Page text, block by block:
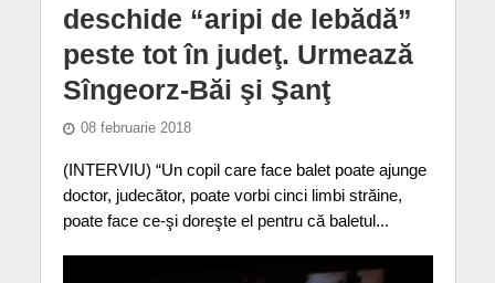
deschide “aripi de lebădă”
peste tot în judeţ. Urmează
Sîngeorz-Băi şi Şanţ
08 februarie 2018
(INTERVIU) “Un copil care face balet poate ajunge
doctor, judecător, poate vorbi cinci limbi străine,
poate face ce-şi doreşte el pentru că baletul...